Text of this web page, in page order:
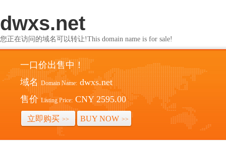
dwxs.net
您正在访问的域名可以转让!This domain name is for sale!
一口价出售中！
域名 Domain Name: dwxs.net
售价 Listing Price: CNY 2595.00
立即购买 >> BUY NOW >>